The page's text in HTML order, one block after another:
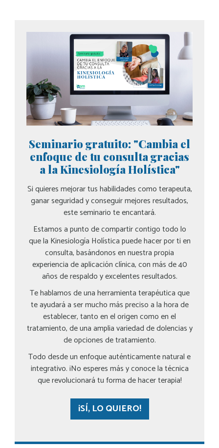
Seminario gratuito: "Cambia el
enfoque de tu consulta gracias
a la Kinesiología Holística"
Si quieres mejorar tus habilidades como terapeuta,
ganar seguridad y conseguir mejores resultados,
este seminario te encantará.
Estamos a punto de compartir contigo todo lo
que la Kinesiología Holística puede hacer por ti en
consulta, basándonos en nuestra propia
experiencia de aplicación clínica, con más de 40
años de respaldo y excelentes resultados.
Te hablamos de una herramienta terapéutica que
te ayudará a ser mucho más preciso a la hora de
establecer, tanto en el origen como en el
tratamiento, de una amplia variedad de dolencias y
de opciones de tratamiento.
Todo desde un enfoque auténticamente natural e
integrativo. ¡No esperes más y conoce la técnica
que revolucionará tu forma de hacer terapia!
¡SÍ, LO QUIERO!